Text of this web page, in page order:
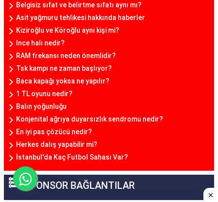
Belgisiz sıfat ve belirtme sıfatı aynı mı?
Asit yağmuru tehlikesi hakkında haberler
Kiziroğlu ve Köroğlu aynı kişi mi?
Ince halı nedir?
RAM frekansı neden önemlidir?
Tsk kampı ne zaman başlıyor?
Baca kapağı yoksa ne yapılır?
1 TL oyunu nedir?
Balın yoğunluğu
Konjenital ağrıya duyarsızlık sendromu nedir?
En iyi pas çözücü nedir?
Herkes dalış yapabilir mi?
İstanbul'da Kaç Futbol Sahası Var?
SPONSOR BAĞLANTILAR